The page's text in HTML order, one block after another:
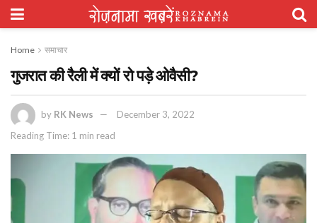
Home समाचार
गुजरात की रैली में क्यों रो पड़े ओवैसी?
by RK News
December 3, 2022
Reading Time: 1 min read